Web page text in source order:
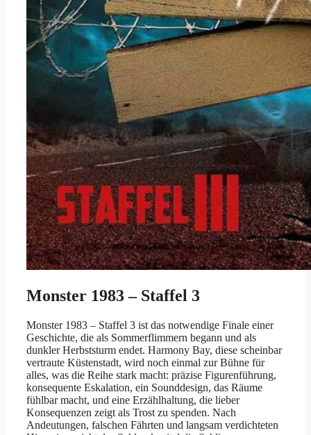
Monster 1983 – Staffel 3
Monster 1983 – Staffel 3 ist das notwendige Finale einer
Geschichte, die als Sommerflimmern begann und als
dunkler Herbststurm endet. Harmony Bay, diese scheinbar
vertraute Küstenstadt, wird noch einmal zur Bühne für
alles, was die Reihe stark macht: präzise Figurenführung,
konsequente Eskalation, ein Sounddesign, das Räume
fühlbar macht, und eine Erzählhaltung, die lieber
Konsequenzen zeigt als Trost zu spenden. Nach
Andeutungen, falschen Fährten und langsam verdichteten